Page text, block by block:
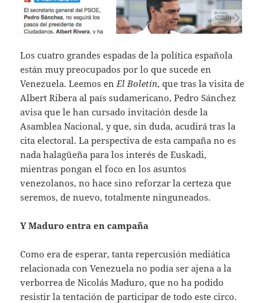
Los cuatro grandes espadas de la política española
están muy preocupados por lo que sucede en
Venezuela. Leemos en El Boletín, que tras la visita de
Albert Ribera al país sudamericano, Pedro Sánchez
avisa que le han cursado invitación desde la
Asamblea Nacional, y que, sin duda, acudirá tras la
cita electoral. La perspectiva de esta campaña no es
nada halagüeña para los interés de Euskadi,
mientras pongan el foco en los asuntos
venezolanos, no hace sino reforzar la certeza que
seremos, de nuevo, totalmente ninguneados.
Y Maduro entra en campaña
Como era de esperar, tanta repercusión mediática
relacionada con Venezuela no podía ser ajena a la
verborrea de Nicolás Maduro, que no ha podido
resistir la tentación de participar de todo este circo.